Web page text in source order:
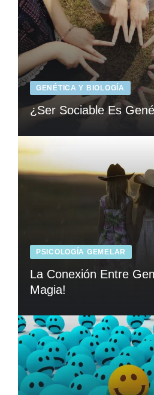
GENÉTICA Y BIOLOGÍA
¿Ser Sociable Es
PSICOLOGÍA GEMELAR
La Conexión Entre
Magia!